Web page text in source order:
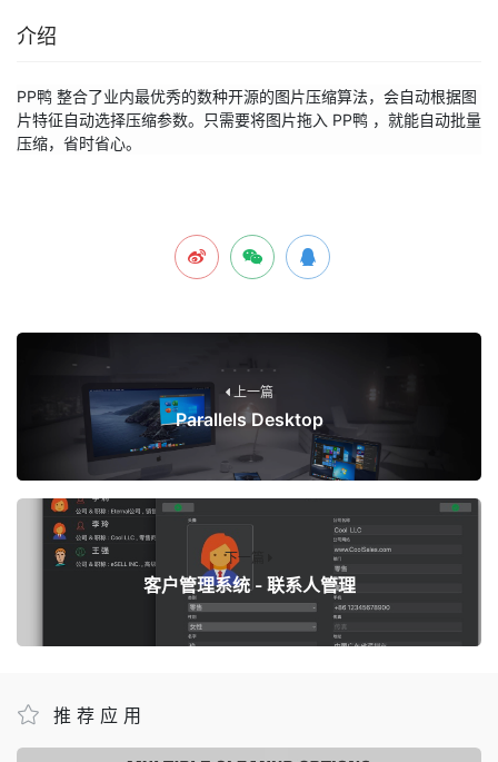
介绍
PP鸭 整合了业内最优秀的数种开源的图片压缩算法，会自动根据图
片特征自动选择压缩参数。只需要将图片拖入 PP鸭 ，就能自动批量
压缩，省时省心。
上一篇
Parallels Desktop
下一篇
客户管理系统 - 联系人管理
推荐应用